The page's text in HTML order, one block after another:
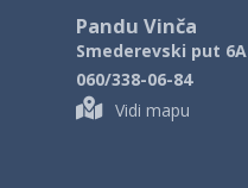
Pandu Vinča
Smederevski put 6A
060/338-06-84
Vidi mapu